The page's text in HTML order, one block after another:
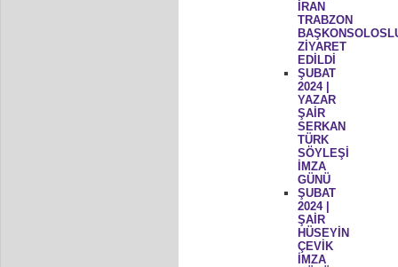
İRAN
TRABZON
ZİYARET
EDİLDİ
ŞUBAT
2024 |
YAZAR
ŞAİR
SERKAN
TÜRK
SÖYLEŞİ
İMZA
GÜNÜ
ŞUBAT
2024 |
ŞAİR
HÜSEYİN
ÇEVİK
İMZA